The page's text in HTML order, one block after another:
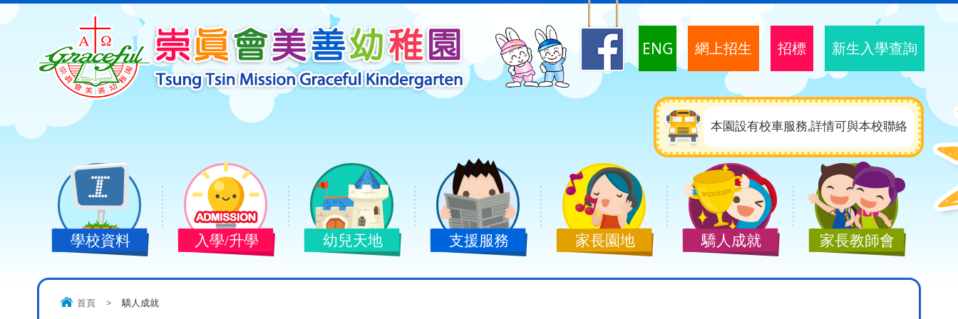
ENG 網上招生 招標 新生入學查詢
本園設有校車服務,詳情可與本校聯絡
學校資料 入學/升學 幼兒天地 支援服務 家長園地 驕人成就 家長教師會
首頁 > 驕人成就